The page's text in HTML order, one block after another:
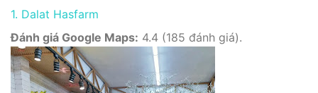
1. Dalat Hasfarm
Đánh giá Google Maps: 4.4 (185 đánh giá).